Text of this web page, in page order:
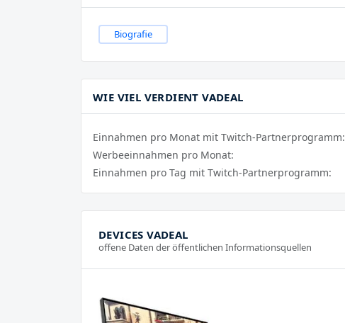
Biografie
WIE VIEL VERDIENT VADEAL
Einnahmen pro Monat mit Twitch-Partnerprogramm:
Werbeeinnahmen pro Monat:
Einnahmen pro Tag mit Twitch-Partnerprogramm:
DEVICES VADEAL
offene Daten der öffentlichen Informationsquellen